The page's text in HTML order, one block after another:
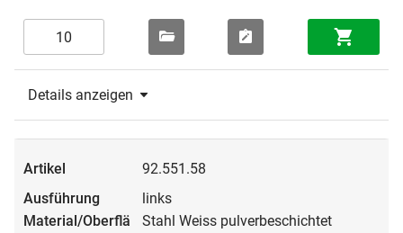
Details anzeigen
92.551.58
links
Stahl Weiss pulverbeschichtet